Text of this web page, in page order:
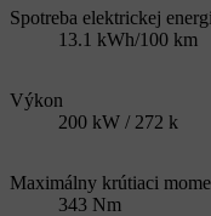
Spotreba elektrickej
13.1 kWh/100 km
Výkon
200 kW / 272 k
Maximálny krútiaci
343 Nm